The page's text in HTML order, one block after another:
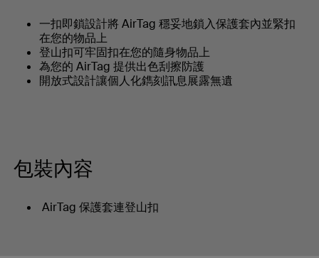
一扣即鎖設計將 AirTag 穩妥地鎖入保護套內並緊扣
在您的物品上
登山扣可牢固扣在您的隨身物品上
為您的 AirTag 提供出色刮擦防護
開放式設計讓個人化鐫刻訊息展露無遺
包裝內容
AirTag 保護套連登山扣